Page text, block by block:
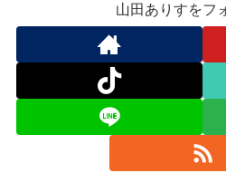
山田ありすをフ